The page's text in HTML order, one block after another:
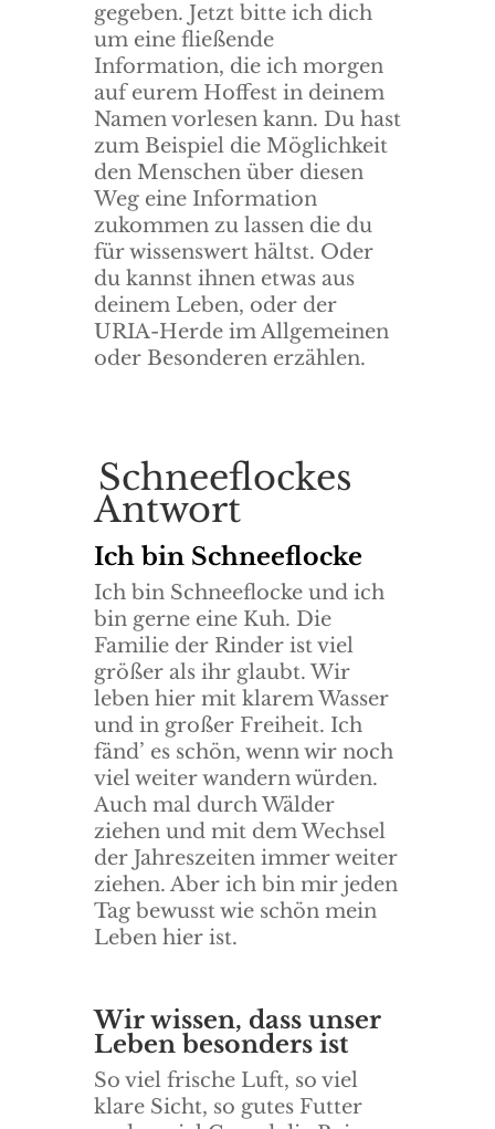
gegeben. Jetzt bitte ich dich
um eine fließende
Information, die ich morgen
auf eurem Hoffest in deinem
Namen vorlesen kann. Du hast
zum Beispiel die Möglichkeit
den Menschen über diesen
Weg eine Information
zukommen zu lassen die du
für wissenswert hältst. Oder
du kannst ihnen etwas aus
deinem Leben, oder der
URIA-Herde im Allgemeinen
oder Besonderen erzählen.
Schneeflockes
Antwort
Ich bin Schneeflocke
Ich bin Schneeflocke und ich
bin gerne eine Kuh. Die
Familie der Rinder ist viel
größer als ihr glaubt. Wir
leben hier mit klarem Wasser
und in großer Freiheit. Ich
fänd’ es schön, wenn wir noch
viel weiter wandern würden.
Auch mal durch Wälder
ziehen und mit dem Wechsel
der Jahreszeiten immer weiter
ziehen. Aber ich bin mir jeden
Tag bewusst wie schön mein
Leben hier ist.
Wir wissen, dass unser
Leben besonders ist
So viel frische Luft, so viel
klare Sicht, so gutes Futter